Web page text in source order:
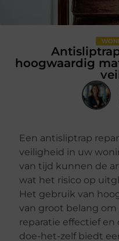
hoogwaardig
Een antisliptrap
veiligheid in uw
van tijd kunnen de
wat het risico op
Het gebruik van
van groot belang
reparatie effectief en
doe-het-zelf biedt